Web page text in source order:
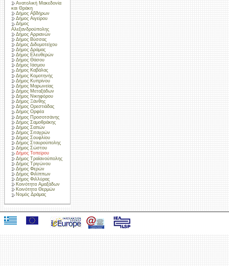
Ανατολική Μακεδονία
και Θράκη
Δήμος Αβδήρων
Δήμος Αιγείρου
Δήμος
Αλεξανδρούπολης
Δήμος Αρριανών
Δήμος Βύσσας
Δήμος Διδυμοτείχου
Δήμος Δράμας
Δήμος Ελευθερών
Δήμος Θάσου
Δήμος Ιάσμου
Δήμος Καβάλας
Δήμος Κομοτηνής
Δήμος Κυπρίνου
Δήμος Μαρωνείας
Δήμος Μεταξάδων
Δήμος Νικηφόρου
Δήμος Ξάνθης
Δήμος Ορεστιάδας
Δήμος Ορφέα
Δήμος Προσοτσάνης
Δήμος Σαμοθράκης
Δήμος Σαπών
Δήμος Σιταγρών
Δήμος Σουφλίου
Δήμος Σταυρούπολης
Δήμος Σώστου
Δήμος Τοπείρου
Δήμος Τραϊανούπολης
Δήμος Τριγώνου
Δήμος Φερών
Δήμος Φιλίππων
Δήμος Φιλλύρας
Κοινότητα Αμαξάδων
Κοινότητα Θερμών
Νομός Δράμας